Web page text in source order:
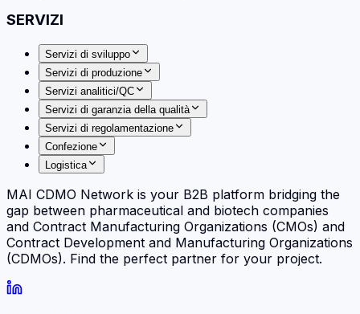
SERVIZI
Servizi di sviluppo
Servizi di produzione
Servizi analitici/QC
Servizi di garanzia della qualità
Servizi di regolamentazione
Confezione
Logistica
MAI CDMO Network is your B2B platform bridging the
gap between pharmaceutical and biotech companies
and Contract Manufacturing Organizations (CMOs) and
Contract Development and Manufacturing Organizations
(CDMOs). Find the perfect partner for your project.